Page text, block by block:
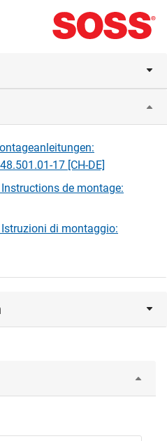
anzeigen und
17 [CH-DE]
de montage:
di montaggio: